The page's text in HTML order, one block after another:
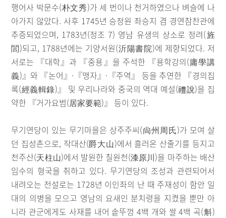
행어사 박문수(朴文秀)가 세 번이나 천거하였으나 벼슬에 나
아가지 않았다. 사후 1745년 승정원 좌승지 겸 경연참찬관에
추증되었으며, 1783년(정조 7) 영남 유생의 상소로 정려(旌
閭)되고, 1788년에는 기양서원(沂陽書院)에 제향되었다. 저
서로는 『대학』과 『중용』을 주석한 『용학강의(庸學講
義)』와 『논어』·『맹자』·『주역』 등을 추연한 『경의집
록(經義輯錄)』 및 우리나라와 중국의 역대 예설(禮說)을 집
약한 『거가요범(居家要範)』 등이 있다.
무기연당이 있는 무기마을은 상주주씨(尙州周氏)가 모여 살
던 집성촌으로, 작대산(爵大山)에서 흘러온 산줄기를 등지고
천주산(天柱山)에서 발원한 칠원천(漆原川)을 마주하는 배산
임수의 형국을 취하고 있다. 무기연당의 조성과 관련되어서
내려오는 전설로는 1728년 이인좌의 난 때 주재성이 함안 일
대의 의병을 모으고 영남의 요새인 분치령을 지켰을 뿐만 아
니라 관군에게도 사재를 내어 솥뚜껑 4백 개와 쌀 4백 곡(斛)